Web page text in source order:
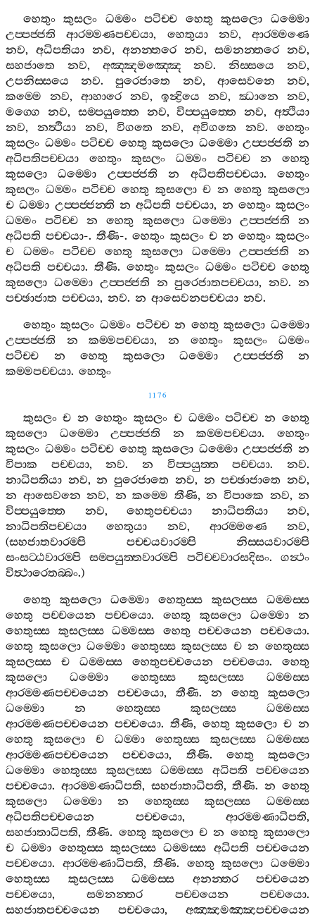
හෙතුං
කුසලං ධම‍්මං පටිච‍්ච හෙතු කුසලො
ධම‍්මො
උප‍්පජ‍්ජති
ආරම‍්මණපච‍්චයා, හෙතුයා නව, ආරම‍්මණෙ
නව, අධිපතියා නව, අනන‍්තරෙ නව, සමනන‍්තරෙ නව,
සහජාතෙ
නව, අඤ‍්ඤමඤ‍්ඤෙ නව.නිස‍්සයෙ නව,
උපනිස‍්සයෙ
නව.පුරෙජාතෙ නව, ආසෙවනෙ නව,
කම‍්මෙ
නව, ආහාරෙ නව, ඉන්‍ද්‍රියෙ නව, ඣානෙ නව,
මග‍්ගෙ
නව, සම‍්පයුත‍්තෙ නව,විප‍්පයුත‍්තෙ නව,අත්‍ථියා
නව, නත්‍ථියා නව, විගතෙ නව,අවිගතෙ නව.හෙතුං
කුසලං ධම‍්මං පටිච‍්ච හෙතු කුසලො ධම‍්මො උප‍්පජ‍්ජති න
අධිපතිපච‍්චයා
හෙතුං කුසලං ධම‍්මං පටිච‍්ච න
හෙතු
කුසලො
ධම‍්මො උප‍්පජ‍්ජති න අධිපතිපච‍්චයා.හෙතුං
කුසලං ධම‍්මං පටිච‍්ච හෙතු කුසලො ච න හෙතු කුසලො
ච ධම‍්මා උප‍්පජ‍්ජන‍්ති න අධිපති පච‍්චයා, න හෙතුං කුසලං
ධම‍්මං
පටිච‍්ච න හෙතු කුසලො ධම‍්මො උප‍්පජ‍්ජති
න
අධිපති පච‍්චයා-.තීණි-.හෙතුං කුසලං ච න හෙතුං කුසලං
ච
ධම‍්මං පටිච‍්ච හෙතු කුසලො ධම‍්මො උප‍්පජ‍්ජති
න
අධිපති පච‍්චයා. තීණි. හෙතුං කුසලං ධම‍්මං පටිච‍්ච හෙතු
කුසලො ධම‍්මො උප‍්පජ‍්ජති න පුරෙජාතපච‍්චයා,නව.න
පච‍්ඡාජාත පච‍්චයා, නව. න ආසෙවනපච‍්චයා නව.
හෙතුං කුසලං ධම‍්මං පටිච‍්ච න හෙතු කුසලො ධම‍්මො
උප‍්පජ‍්ජති
න කම‍්මපච‍්චයා,න හෙතුං කුසලං
ධම‍්මං
පටිච‍්ච
න හෙතු කුසලො ධම‍්මො උප‍්පජ‍්ජති
න
කම‍්මපච‍්චයා. හෙතුං
1176
කුසලං ච න හෙතුං කුසලං ච ධම‍්මං පටිච‍්ච න හෙතු
කුසලො
ධම‍්මො උප‍්පජ‍්ජති න කම‍්මපච‍්චයා.හෙතුං
කුසලං ධම‍්මං පටිච‍්ච හෙතු කුසලො ධම‍්මො උප‍්පජ‍්ජති න
විපාක
පච‍්චයා,නව.න විප‍්පයුත‍්ත පච‍්චයා.නව.
නාධිපතියා නව,න පුරෙජාතෙ නව, න පච‍්ඡාජාතෙ නව,
න ආසෙවනෙ නව, න කම‍්මෙ තීණි,න විපාකෙ නව,න
විප‍්පයුත‍්තෙ
නව, හෙතුපච‍්චයා නාධිපතියා නව,
නාධිපතිපච‍්චයා
හෙතුයා නව, ආරම‍්මණෙ නව,
(සහජාතවාරම‍්පි පච‍්චයවාරම‍්පි
නිස‍්සයවාරම‍්පි
සංසට‍්ඨවාරම‍්පි
සම‍්පයුත‍්තවාරම‍්පි පටිච‍්චවාරසදිසං.ගන්‍ථං
විත්‍ථාරෙතබ‍්බං.)
හෙතු
කුසලො ධම‍්මො හෙතුස‍්ස කුසලස‍්ස
ධම‍්මස‍්ස
හෙතු
පච‍්චයෙන පච‍්චයො. හෙතු කුසලො ධම‍්මො
න
හෙතුස‍්ස
කුසලස‍්ස ධම‍්මස‍්ස හෙතු පච‍්චයෙන පච‍්චයො.
හෙතු කුසලො ධම‍්මො හෙතුස‍්ස කුසලස‍්ස ච න හෙතුස‍්ස
කුසලස‍්ස
ච ධම‍්මස‍්ස හෙතුපච‍්චයෙන පච‍්චයො. හෙතු
කුසලො
ධම‍්මො හෙතුස‍්ස කුසලස‍්ස
ධම‍්මස‍්ස
ආරම‍්මණපච‍්චයෙන
පච‍්චයො, තීණි. න හෙතු
කුසලො
ධම‍්මො
න හෙතුස‍්ස කුසලස‍්ස
ධම‍්මස‍්ස
ආරම‍්මණපච‍්චයෙන පච‍්චයො. තීණි, හෙතු කුසලො ච න
හෙතු
කුසලො ච ධම‍්මා හෙතුස‍්ස කුසලස‍්ස
ධම‍්මස‍්ස
ආරම‍්මණපච‍්චයෙන
පච‍්චයො, තීණි. හෙතු
කුසලො
ධම‍්මො
හෙතුස‍්ස කුසලස‍්ස ධම‍්මස‍්ස අධිපති
පච‍්චයෙන
පච‍්චයො. ආරම‍්මණාධිපති, සහජාතාධිපති,තීණි.න හෙතු
කුසලො
ධම‍්මො න හෙතුස‍්ස කුසලස‍්ස
ධම‍්මස‍්ස
අධිපතිපච‍්චයෙන
පච‍්චයො, ආරම‍්මණාධිපති,
සහජාතාධිපති,තීණි. හෙතු කුසලො ච න හෙතු කුසාලො
ච ධම‍්මා හෙතුස‍්ස කුසලස‍්ස ධම‍්මස‍්ස අධිපති පච‍්චයෙන
පච‍්චයො. ආරම‍්මණාධිපති,තීණි. හෙතු කුසලො ධම‍්මො
හෙතුස‍්ස
කුසලස‍්ස ධම‍්මස‍්ස අනන‍්තර
පච‍්චයෙන
පච‍්චයො,සමනන‍්තර පච‍්චයෙන පච‍්චයො.
සහජාතපච‍්චයෙන
පච‍්චයො, අඤ‍්ඤමඤ‍්ඤපච‍්චයෙන